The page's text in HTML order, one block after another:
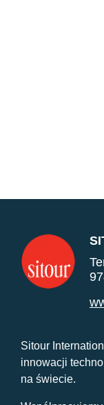
Sitour
innowacji
na świecie.